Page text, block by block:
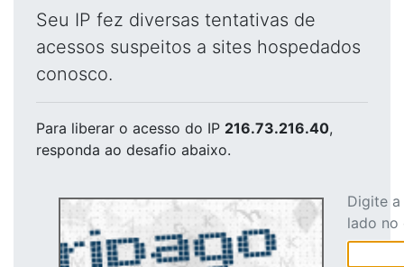
Seu IP fez diversas tentativas de
acessos suspeitos a sites hospedados
conosco.
Para liberar o acesso do IP 216.73.216.40,
responda ao desafio abaixo.
Digite
lado no